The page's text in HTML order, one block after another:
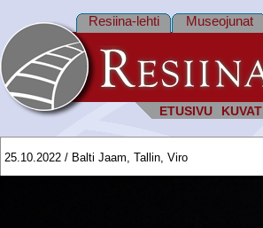
ETUSIVU KUVAT
Resiina-lehti Museojunat
25.10.2022 / Balti Jaam, Tallin, Viro